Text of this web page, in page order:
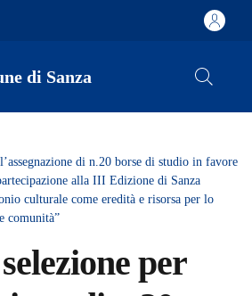
di Sanza
di n.20 borse di studio in favore
alla III Edizione di Sanza
culturale come eredità e risorsa per lo
comunità”
per